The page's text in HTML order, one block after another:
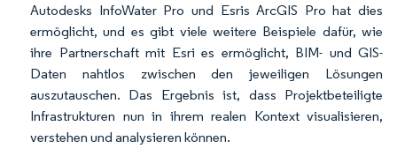
Autodesks InfoWater Pro und Esris ArcGIS Pro hat dies
ermöglicht, und es gibt viele weitere Beispiele dafür, wie
ihre Partnerschaft mit Esri es ermöglicht, BIM- und GIS-
Daten nahtlos zwischen den jeweiligen Lösungen
auszutauschen. Das Ergebnis ist, dass Projektbeteiligte
Infrastrukturen nun in ihrem realen Kontext visualisieren,
verstehen und analysieren können.